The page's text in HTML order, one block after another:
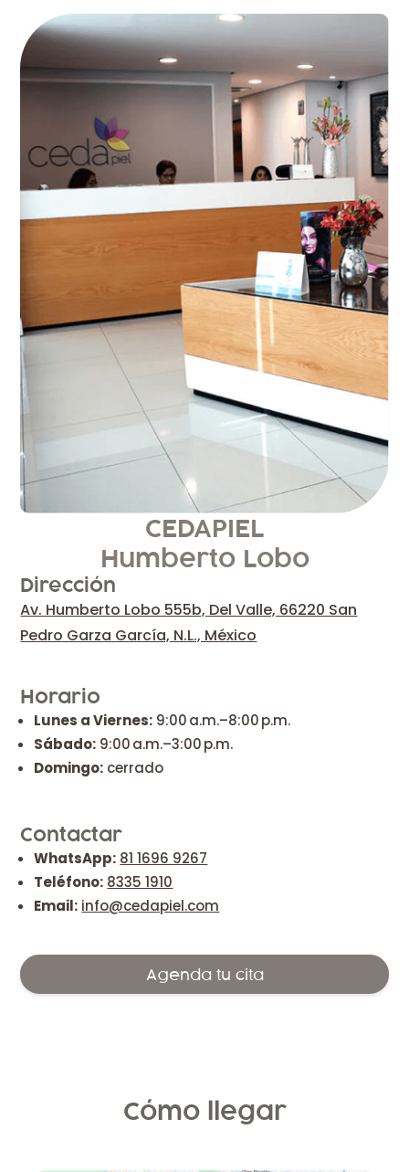
CEDAPIEL
Humberto Lobo
Dirección
Av. Humberto Lobo 555b, Del Valle, 66220 San
Pedro Garza García, N.L., México
Horario
Lunes a Viernes: 9:00 a.m.–8:00 p.m.
Sábado: 9:00 a.m.–3:00 p.m.
Domingo: cerrado
Contactar
WhatsApp: 81 1696 9267
Teléfono: 8335 1910
Email: info@cedapiel.com
Agenda tu cita
Cómo llegar